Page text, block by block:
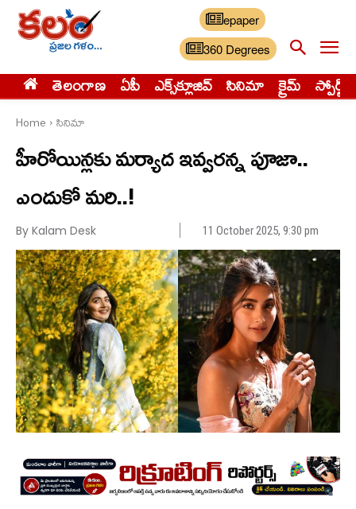
epaper
360 Degrees
తెలంగాణ ఏపీ ఎక్స్‌క్లూజివ్‌ సినిమా క్రైమ్ స్పోర్ట్స్
Home సినిమా
హీరోయిన్లకు మర్యాద ఇవ్వరన్న పూజా..
ఎందుకో మరి..!
By Kalam Desk 11 October 2025, 9:30 pm